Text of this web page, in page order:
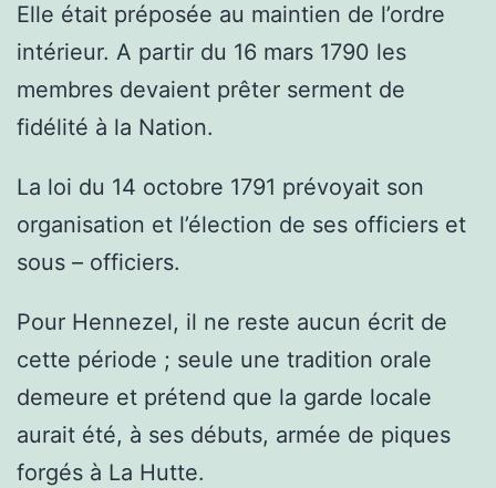
Elle était préposée au maintien de l’ordre
intérieur. A partir du 16 mars 1790 les
membres devaient prêter serment de
fidélité à la Nation.
La loi du 14 octobre 1791 prévoyait son
organisation et l’élection de ses officiers et
sous – officiers.
Pour Hennezel, il ne reste aucun écrit de
cette période ; seule une tradition orale
demeure et prétend que la garde locale
aurait été, à ses débuts, armée de piques
forgés à La Hutte.